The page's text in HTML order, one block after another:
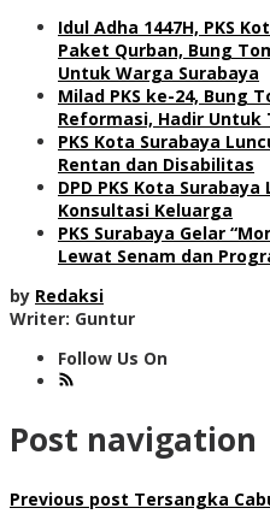
Idul Adha 1447H, PKS
Paket Qurban, Bung
Untuk Warga Surabaya
Milad PKS ke-24, Bung
Reformasi, Hadir
PKS Kota Surabaya
Rentan dan Disabilitas
DPD PKS Kota
Konsultasi Keluarga
PKS Surabaya Gelar
Lewat Senam dan
by Redaksi
Writer: Guntur
Follow Us On
Post navigation
Previous post Tersangka